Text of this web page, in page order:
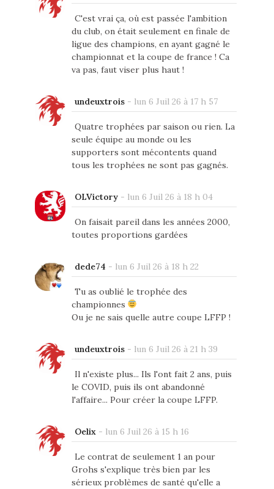
C'est vrai ça, où est passée l'ambition
du club, on était seulement en finale de
ligue des champions, en ayant gagné le
championnat et la coupe de france ! Ca
va pas, faut viser plus haut !
undeuxtrois- lun 6 Juil 26 à 17 h 57
Quatre trophées par saison ou rien. La
seule équipe au monde ou les
supporters sont mécontents quand
tous les trophées ne sont pas gagnés.
OLVictory- lun 6 Juil 26 à 18 h 04
On faisait pareil dans les années 2000,
toutes proportions gardées
dede74 - lun 6 Juil 26 à 18 h 22
Tu as oublié le trophée des
championnes
Ou je ne sais quelle autre coupe LFFP !
undeuxtrois- lun 6 Juil 26 à 21 h 39
Il n'existe plus... Ils l'ont fait 2 ans, puis
le COVID, puis ils ont abandonné
l'affaire... Pour créer la coupe LFFP.
Oelix- lun 6 Juil 26 à 15 h 16
Le contrat de seulement 1 an pour
Grohs s'explique très bien par les
sérieux problèmes de santé qu'elle a